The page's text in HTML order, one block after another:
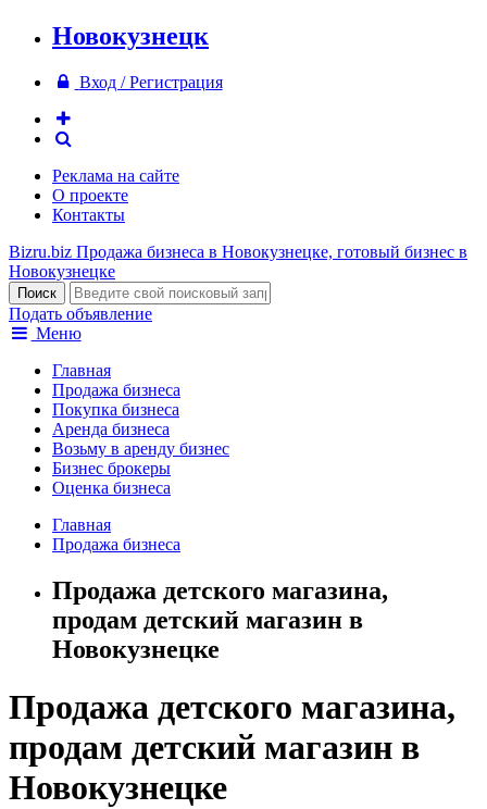
Новокузнецк
Вход / Регистрация
Реклама на сайте
О проекте
Контакты
Bizru.biz Продажа бизнеса в Новокузнецке, готовый бизнес в
Новокузнецке
Подать объявление
Меню
Главная
Продажа бизнеса
Покупка бизнеса
Аренда бизнеса
Возьму в аренду бизнес
Бизнес брокеры
Оценка бизнеса
Главная
Продажа бизнеса
Продажа детского магазина,
продам детский магазин в
Новокузнецке
Продажа детского магазина,
продам детский магазин в
Новокузнецке